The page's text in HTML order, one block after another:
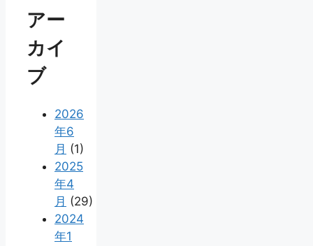
アー
カイ
ブ
2026
年6
月 (1)
2025
年4
月 (29)
2024
年1